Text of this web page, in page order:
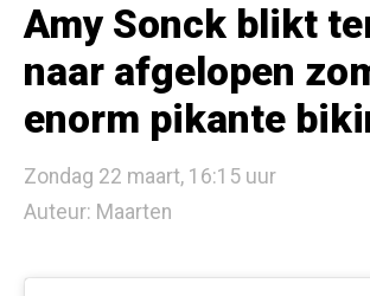
Amy Sonck blikt
naar afgelopen
enorm pikante
Zondag 22 maart, 16:15 uur
Auteur: Maarten